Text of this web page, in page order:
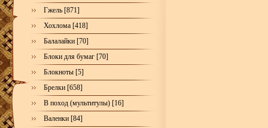
Гжель [871]
Хохлома [418]
Балалайки [70]
Блоки для бумаг [70]
Блокноты [5]
Брелки [658]
В поход (мультитулы) [16]
Валенки [84]